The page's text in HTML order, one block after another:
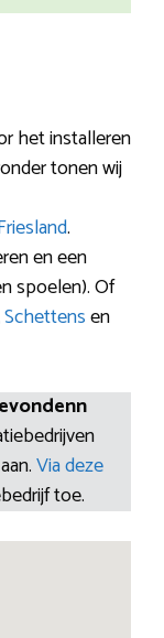
het installeren
tonen wij
.
en een
spoelen). Of
Schettensen
Via deze
toe.